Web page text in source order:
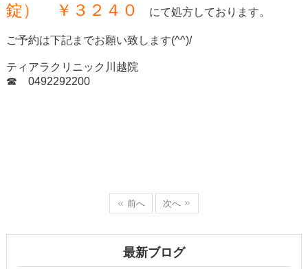
錠） ￥３２４０
にて処方しております。
ご予約は下記までお願い致します(^^)/
ティアラクリニック川越院
☎ 0492292200
前へ 次へ
最新ブログ